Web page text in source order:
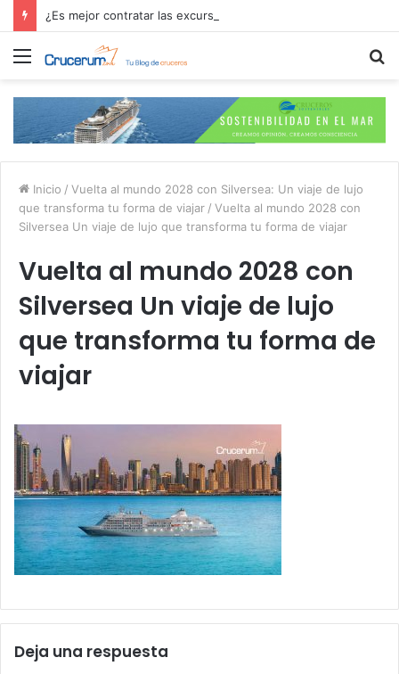
Menú
Inicio / Vuelta al mundo 2028 con Silversea: Un viaje de lujo
que transforma tu forma de viajar / Vuelta al mundo 2028 con
Silversea Un viaje de lujo que transforma tu forma de viajar
Vuelta al mundo 2028 con
Silversea Un viaje de lujo
que transforma tu forma de
viajar
Deja una respuesta